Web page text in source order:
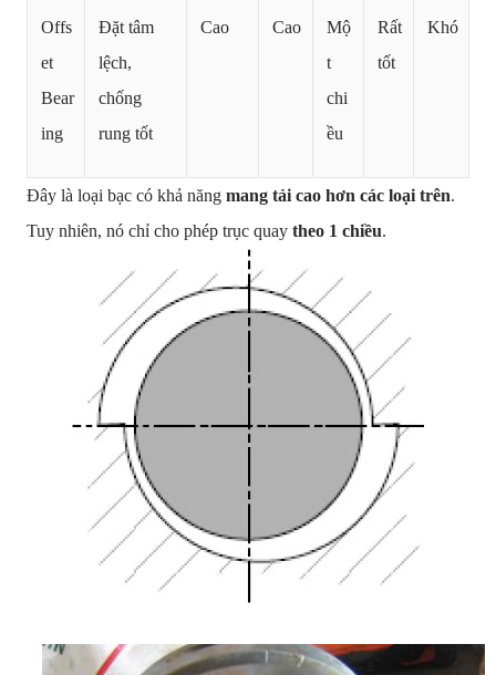
Offs
et
Bear
ing
Đặt tâm
lệch,
chống
rung tốt
Cao Cao
Mộ
t
chi
ều
Rất
tốt
Khó
Đây là loại bạc có khả năng mang tải cao hơn các loại trên.
Tuy nhiên, nó chỉ cho phép trục quay theo 1 chiều.